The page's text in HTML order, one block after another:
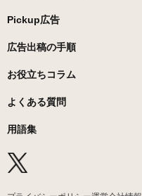
Pickup広告
広告出稿の手順
お役立ちコラム
よくある質問
用語集